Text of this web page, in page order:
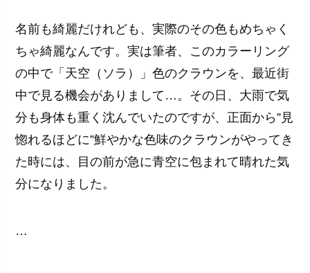
名前も綺麗だけれども、実際のその色もめちゃく
ちゃ綺麗なんです。実は筆者、このカラーリング
の中で「天空（ソラ）」色のクラウンを、最近街
中で見る機会がありまして…。その日、大雨で気
分も身体も重く沈んでいたのですが、正面から”見
惚れるほどに”鮮やかな色味のクラウンがやってき
た時には、目の前が急に青空に包まれて晴れた気
分になりました。
…